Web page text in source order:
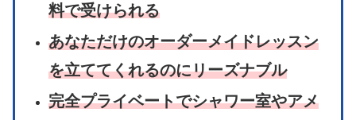
料で受けられる
あなただけのオーダーメイドレッスン
を立ててくれるのにリーズナブル
完全プライベートでシャワー室やアメ